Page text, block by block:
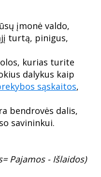
įmonė valdo,
turtą, pinigus,
kurias turite
dalykus kaip
sąskaitos,
bendrovės dalis,
savininkui.
Pajamos - Išlaidos)